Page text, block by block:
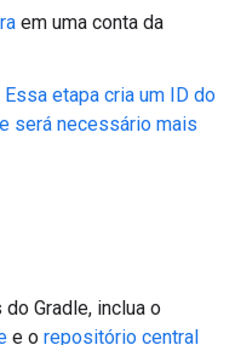
em uma conta da
Essa etapa cria um ID do
será necessário mais
Gradle, inclua o
e o repositório central